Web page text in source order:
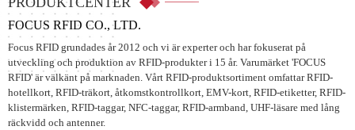
FOCUS RFID CO., LTD.
Focus RFID grundades år 2012 och vi är experter och har fokuserat på
utveckling och produktion av RFID-produkter i 15 år. Varumärket 'FOCUS
RFID' är välkänt på marknaden. Vårt RFID-produktsortiment omfattar RFID-
hotellkort, RFID-träkort, åtkomstkontrollkort, EMV-kort, RFID-etiketter, RFID-
klistermärken, RFID-taggar, NFC-taggar, RFID-armband, UHF-läsare med lång
räckvidd och antenner.